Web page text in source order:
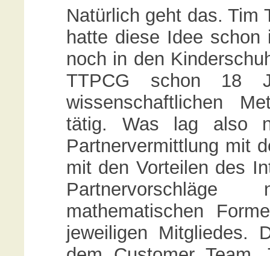
Natürlich geht das. Tim
hatte diese Idee
noch in den
TTPCG schon 18
wissenschaftlichen
tätig. Was lag also
Partnervermittlung mit
mit den Vorteilen des
mathematischen
jeweiligen Mitgliedes.